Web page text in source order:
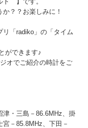
？？お楽しみに！
「radiko」の「タイム
ができます♪
オでご紹介の時計をご
津・三島－86.6MHz、掛
－85.8MHz、下田－